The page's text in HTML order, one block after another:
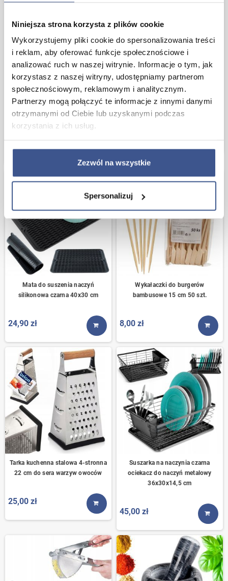
Niniejsza strona korzysta z plików cookie
Wykorzystujemy pliki cookie do spersonalizowania treści
i reklam, aby oferować funkcje społecznościowe i
analizować ruch w naszej witrynie. Informacje o tym, jak
korzystasz z naszej witryny, udostępniamy partnerom
społecznościowym, reklamowym i analitycznym.
Partnerzy mogą połączyć te informacje z innymi danymi
otrzymanymi od Ciebie lub uzyskanymi podczas
korzystania z ich usług.
Zezwól na wszystkie
Spersonalizuj
Filtry jednorazowe z uchwytami do
zaparzania kawy i herbaty Zestaw
50 szt.
KUP TERAZ
Sitko stalowe koszyk Zaparzacz do
przypraw ziół herbaty 6 cm
Mata do suszenia naczyń
silikonowa czarna 40x30 cm
24,90 zł
KUP TERAZ
Wykałaczki do burgerów
bambusowe 15 cm 50 szt.
8,00 zł
KUP
Tarka kuchenna stalowa 4-stronna
22 cm do sera warzyw owoców
25,00 zł
KUP TERAZ
Suszarka na naczynia czarna
ociekacz do naczyń metalowy
36x30x14,5 cm
45,00 zł
KUP